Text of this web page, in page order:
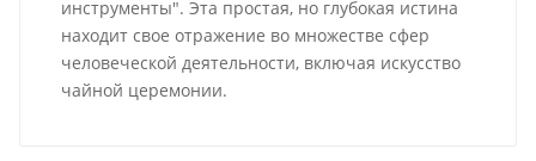
инструменты". Эта простая, но глубокая истина
находит свое отражение во множестве сфер
человеческой деятельности, включая искусство
чайной церемонии.